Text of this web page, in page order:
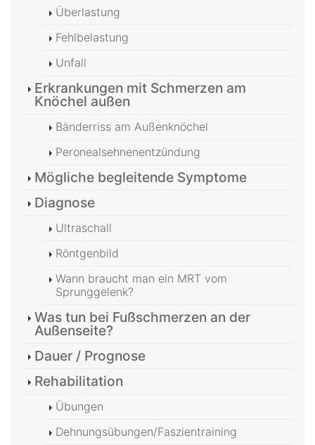
Überlastung
Fehlbelastung
Unfall
Erkrankungen mit Schmerzen am
Knöchel außen
Bänderriss am Außenknöchel
Peronealsehnenentzündung
Mögliche begleitende Symptome
Diagnose
Ultraschall
Röntgenbild
Wann braucht man ein MRT vom
Sprunggelenk?
Was tun bei Fußschmerzen an der
Außenseite?
Dauer / Prognose
Rehabilitation
Übungen
Dehnungsübungen/Faszientraining